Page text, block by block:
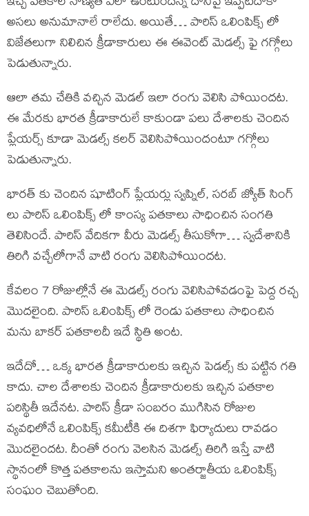
అసలు అనుమానాలే రాలేదు. అయితే… పారిస్ ఒలింపిక్స్ లో
విజేతలుగా నిలిచిన క్రీడాకారులు ఈ ఈవెంట్ మెడల్స్ ఫై గగ్గోలు
పెడుతున్నారు.
ఆలా తమ చేతికి వచ్చిన మెడల్ ఇలా రంగు వెలిసి పోయిందట.
ఈ మేరకు భారత క్రీడాకారులే కాకుండా పలు దేశాలకు చెందిన
ప్లేయర్స్ కూడా మెడల్స్ కలర్ వెలిసిపోయిందంటూ గగ్గోలు
పెడుతున్నారు.
భారత్ కు చెందిన షూటింగ్ ప్లేయర్లు స్వప్నిల్, సరబ్ జ్యోత్ సింగ్
లు పారిస్ ఒలింపిక్స్ లో కాంస్య పతకాలు సాధించిన సంగతి
తెలిసిందే. పారిస్ వేదికగా వీరు మెడల్స్ తీసుకోగా… స్వదేశానికి
తిరిగి వచ్చేలోగానే వాటి రంగు వెలిసిపోయిందట.
కేవలం 7 రోజుల్లోనే ఈ మెడల్స్ రంగు వెలిసిపోవడంఫై పెద్ద రచ్చ
మొదలైంది. పారిస్ ఒలింపిక్స్ లో రెండు పతకాలు సాధించిన
మను బాకర్ పతకాలదీ ఇదే స్థితి అంట.
ఇదేదో… ఒక్క భారత క్రీడాకారులకు ఇచ్చిన పెడల్స్ కు పట్టిన గతి
కాదు. చాల దేశాలకు చెందిన క్రీడాకారులకు ఇచ్చిన పతకాల
పరిస్థితీ ఇదేనట. పారిస్ క్రీడా సంబరం ముగిసిన రోజుల
వ్యవధిలోనే ఒలింపిక్స్ కమీటీకి ఈ దిశగా ఫిర్యాదులు రావడం
మొదలైందట. దీంతో రంగు వెలసిన మెడల్స్ తిరిగి ఇస్తే వాటి
స్థానంలో కొత్త పతకాలను ఇస్తామని అంతర్జాతీయ ఒలింపిక్స్
సంఘం చెబుతోంది.